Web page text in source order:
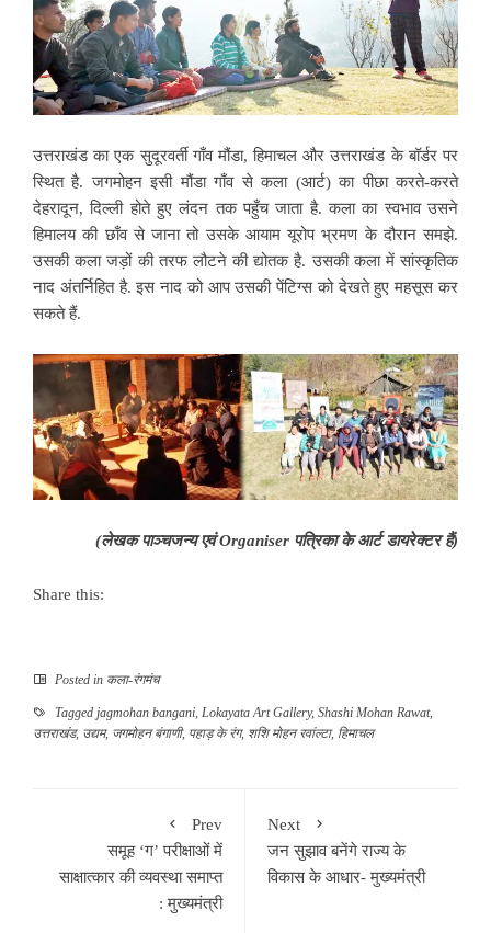
उत्तराखंड का एक सुदूरवर्ती गाँव मौंडा, हिमाचल और उत्तराखंड के बॉर्डर पर
स्थित है. जगमोहन इसी मौंडा गाँव से कला (आर्ट) का पीछा करते-करते
देहरादून, दिल्ली होते हुए लंदन तक पहुँच जाता है. कला का स्वभावउसने
हिमालय की छाँव से जाना तो उसके आयाम यूरोप भ्रमण के दौरान समझे.
उसकी कला जड़ों की तरफ लौटने की द्योतक है. उसकी कला में सांस्कृतिक
नाद अंतर्निहित है. इस नाद को आप उसकी पेंटिग्स को देखते हुए महसूस कर
सकते हैं.
(लेखकपाञ्चजन्यएवंOrganiser पत्रिका के आर्ट डायरेक्टर हैं)
Share this:
Posted in कला-रंगमंच
Tagged jagmohan bangani, Lokayata Art Gallery, Shashi Mohan Rawat,
उत्तराखंड, उद्यम, जगमोहन बंगाणी, पहाड़ के रंग, शशि मोहन रवांल्टा, हिमाचल
Prev
समूह ‘ग’ परीक्षाओं में
साक्षात्कार की व्यवस्था समाप्त
: मुख्यमंत्री
Next
जन सुझाव बनेंगे राज्य के
विकास के आधार- मुख्यमंत्री